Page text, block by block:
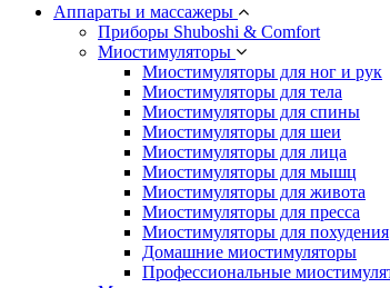
Аппараты и массажеры
Приборы Shuboshi & Comfort
Миостимуляторы
Миостимуляторы для ног и рук
Миостимуляторы для тела
Миостимуляторы для спины
Миостимуляторы для шеи
Миостимуляторы для лица
Миостимуляторы для мышц
Миостимуляторы для живота
Миостимуляторы для пресса
Миостимуляторы для похудения
Домашние миостимуляторы
Профессиональные